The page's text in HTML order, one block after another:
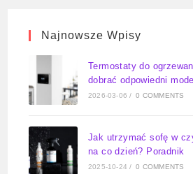
Najnowsze Wpisy
Termostaty do
dobrać odpowiedni model
2026-03-06 / 0 COMMENTS
Jak utrzymać sofę w
na co dzień? Poradnik
2025-10-24 / 0 COMMENTS